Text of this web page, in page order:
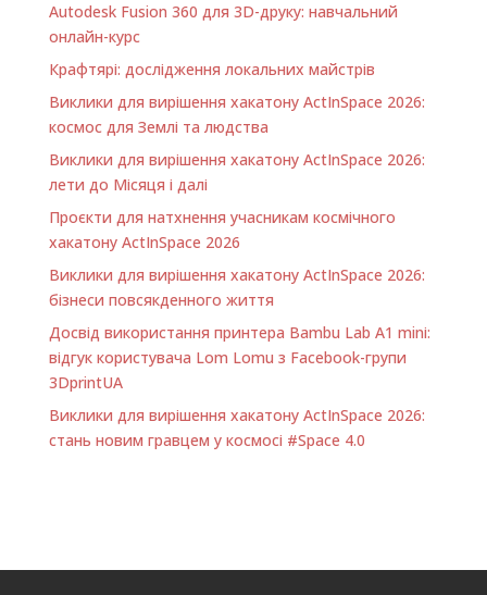
Autodesk Fusion 360 для 3D-друку: навчальний
онлайн-курс
Крафтярі: дослідження локальних майстрів
Виклики для вирішення хакатону ActInSpace 2026:
космос для Землі та людства
Виклики для вирішення хакатону ActInSpace 2026:
лети до Місяця і далі
Проєкти для натхнення учасникам космічного
хакатону ActInSpace 2026
Виклики для вирішення хакатону ActInSpace 2026:
бізнеси повсякденного життя
Досвід використання принтера Bambu Lab A1 minі:
відгук користувача Lom Lomu з Facebook-групи
3DprintUA
Виклики для вирішення хакатону ActInSpace 2026:
стань новим гравцем у космосі #Space 4.0